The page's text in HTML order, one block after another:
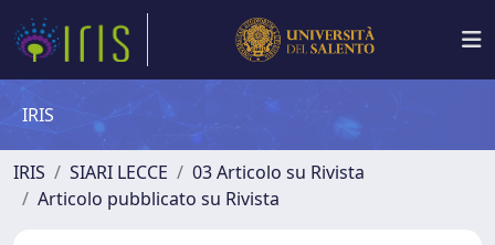
IRIS
IRIS SIARI LECCE
03 Articolo su Rivista
Articolo pubblicato su Rivista